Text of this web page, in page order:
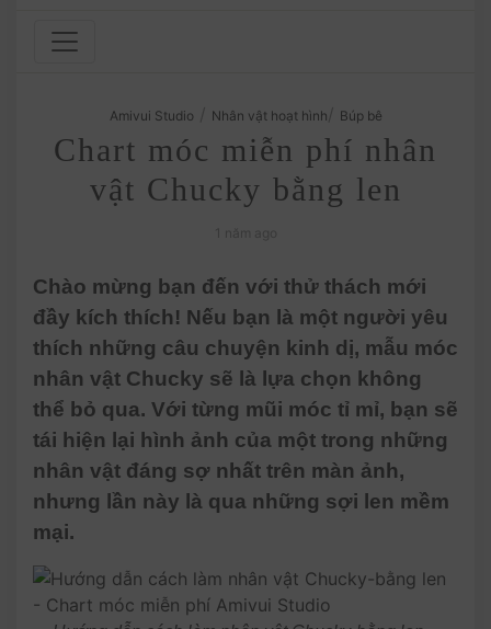
Amivui Studio Nhân vật hoạt hình Búp bê
Chart móc miễn phí nhân
vật Chucky bằng len
Chào mừng bạn đến với thử thách mới
đầy kích thích! Nếu bạn là một người yêu
thích những câu chuyện kinh dị, mẫu móc
nhân vật Chucky sẽ là lựa chọn không
thể bỏ qua. Với từng mũi móc tỉ mỉ, bạn sẽ
tái hiện lại hình ảnh của một trong những
nhân vật đáng sợ nhất trên màn ảnh,
nhưng lần này là qua những sợi len mềm
mại.